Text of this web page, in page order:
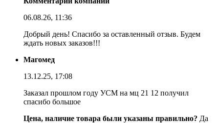
06.08.26, 11:36
Добрый день! Спасибо за оставленный отзыв. Будем
ждать новых заказов!!!
Магомед
13.12.25, 17:08
Заказал прошлом году УСМ на мц 21 12 получил
спасибо большое
Цена, наличие товара были указаны правильно? Да